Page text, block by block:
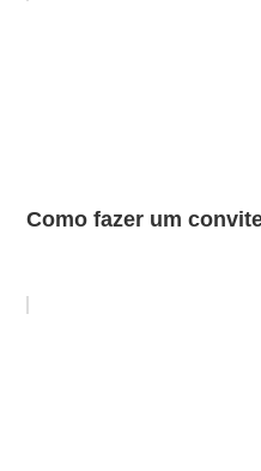
Como fazer um